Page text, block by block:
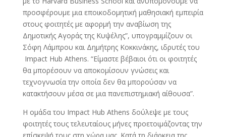
προσφέρουμε μια εποικοδομητική μαθησιακή εμπειρία
στους φοιτητές με αφορμή την αναβίωση της
Δημοτικής Αγοράς της Κυψέλης”, υπογραμμίζουν οι
Σόφη Λάμπρου και Δημήτρης Κοκκινάκης, ιδρυτές του
Impact Hub Athens. “Είμαστε βέβαιοι ότι οι φοιτητές
θα μπορέσουν να αποκομίσουν γνώσεις και
τεχνογνωσία την οποία δεν θα μπορούσαν να
κατακτήσουν μέσα σε μια πανεπιστημιακή αίθουσα”.
Η ομάδα του Impact Hub Athens δούλεψε με τους
φοιτητές τους τελευταίους μήνες προετοιμάζοντας την